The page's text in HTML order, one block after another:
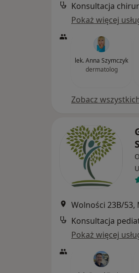
Konsultacja
Pokaż więcej
lek. Anna Szymczyk
dermatolog
Zobacz
Wolności 23B/53,
Konsultacja
Pokaż więcej